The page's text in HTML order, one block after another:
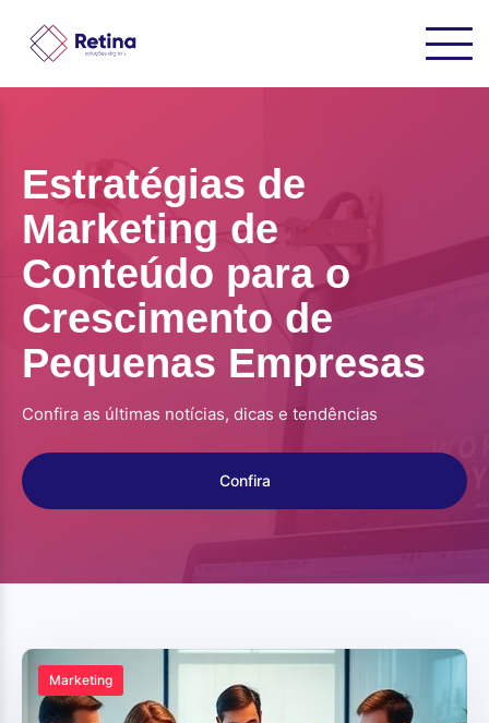
Estratégias de
Marketing de
Conteúdo para o
Crescimento de
Pequenas Empresas
Confira as últimas notícias, dicas e tendências
Confira
Marketing